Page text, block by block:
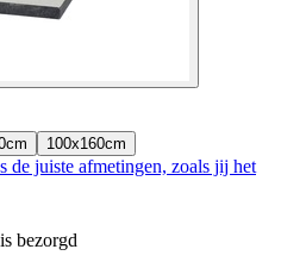
100x160cm
de juiste afmetingen, zoals jij het
bezorgd